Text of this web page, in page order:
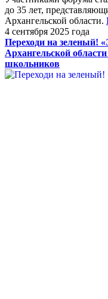
до 35 лет,
Архангельской области.
4 сентября 2025 года
Переходи на зеленый!
Архангельской
школьников